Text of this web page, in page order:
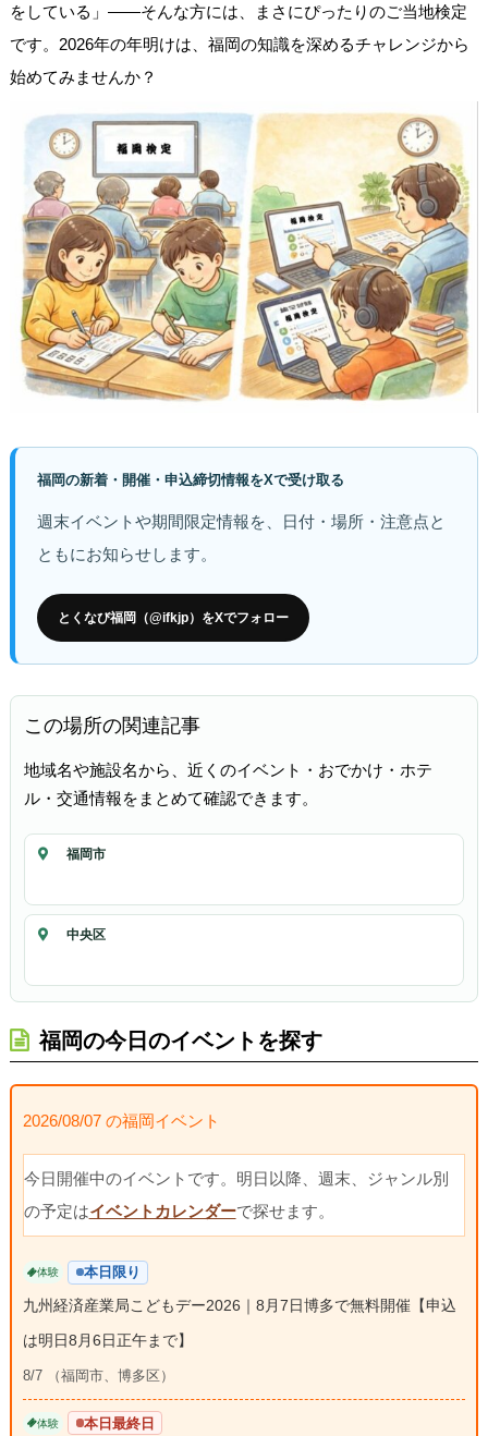
をしている」——そんな方には、まさにぴったりのご当地検定
です。2026年の年明けは、福岡の知識を深めるチャレンジから
始めてみませんか？
福岡の新着・開催・申込締切情報をXで受け取る
週末イベントや期間限定情報を、日付・場所・注意点と
ともにお知らせします。
とくなび福岡（@ifkjp）をXでフォロー
この場所の関連記事
地域名や施設名から、近くのイベント・おでかけ・ホテ
ル・交通情報をまとめて確認できます。
福岡市
中央区
福岡の今日のイベントを探す
2026/08/07 の福岡イベント
今日開催中のイベントです。明日以降、週末、ジャンル別
の予定はイベントカレンダーで探せます。
体験 本日限り
九州経済産業局こどもデー2026｜8月7日博多で無料開催【申込
は明日8月6日正午まで】
8/7 （福岡市、博多区）
体験 本日最終日